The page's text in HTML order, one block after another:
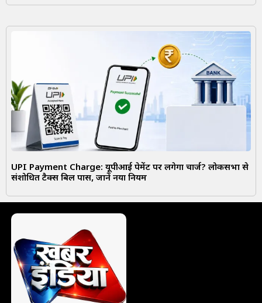
UPI Payment Charge: यूपीआई पेमेंट पर लगेगा चार्ज? लोकसभा से
संशोधित टैक्स बिल पास, जानें नया नियम